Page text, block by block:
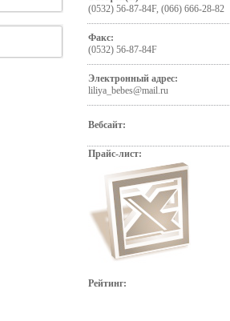
(0532) 56-87-84F, (066) 666-28-82
Факс:
(0532) 56-87-84F
Электронный адрес:
liliya_bebes@mail.ru
Вебсайт:
Прайс-лист:
Рейтинг: